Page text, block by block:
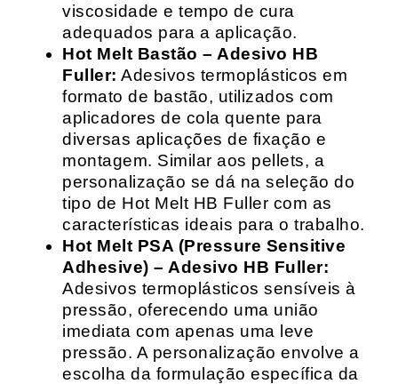
viscosidade e tempo de cura
adequados para a aplicação.
Hot Melt Bastão – Adesivo HB
Fuller: Adesivos termoplásticos em
formato de bastão, utilizados com
aplicadores de cola quente para
diversas aplicações de fixação e
montagem. Similar aos pellets, a
personalização se dá na seleção do
tipo de Hot Melt HB Fuller com as
características ideais para o trabalho.
Hot Melt PSA (Pressure Sensitive
Adhesive) – Adesivo HB Fuller:
Adesivos termoplásticos sensíveis à
pressão, oferecendo uma união
imediata com apenas uma leve
pressão. A personalização envolve a
escolha da formulação específica da